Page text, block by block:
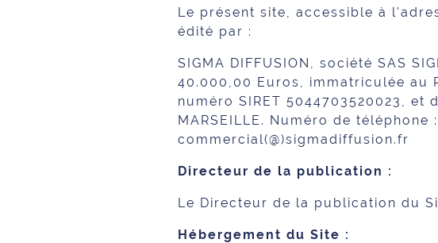
Le présent site, accessible à
édité par :
SIGMA DIFFUSION, société SAS
40.000,00 Euros, immatriculée au
numéro SIRET 5044703520023,
MARSEILLE. Numéro de téléphone
commercial(@)sigmadiffusion.fr
Directeur de la publication :
Le Directeur de la publication du
Hébergement du Site :